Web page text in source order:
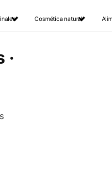
Cosmética natural
·